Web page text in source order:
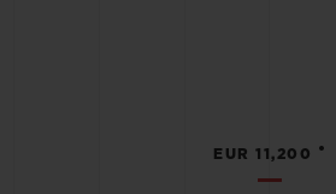
EUR 11,200 •